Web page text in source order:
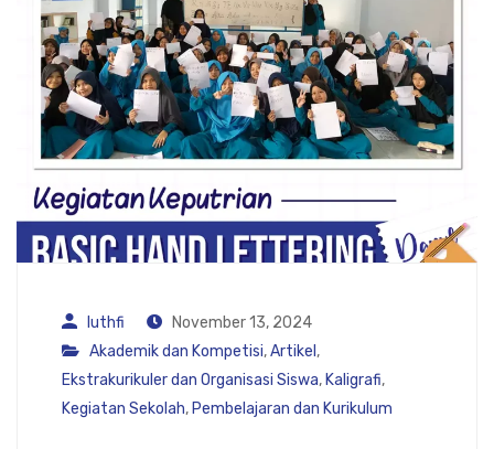
luthfi
November 13, 2024
Akademik dan Kompetisi,Artikel ,
Ekstrakurikuler dan Organisasi Siswa, Kaligrafi,
Kegiatan Sekolah, Pembelajaran dan Kurikulum